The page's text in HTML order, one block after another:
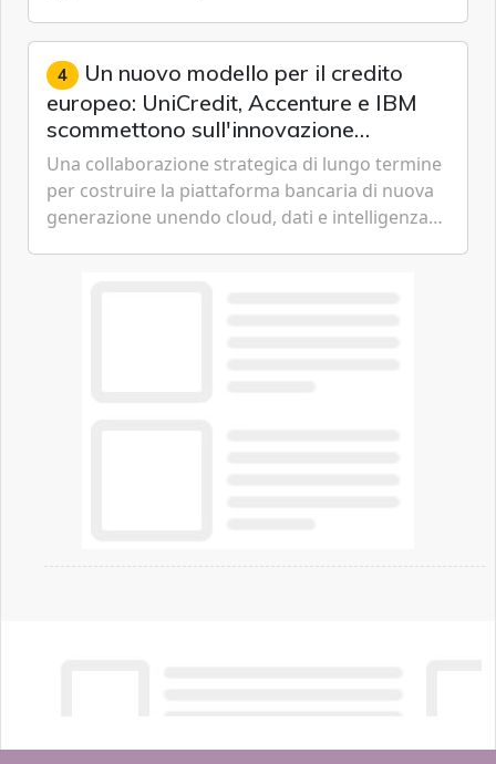
artificiale dell'azienda di Mark Zuckerberg.
4 Un nuovo modello per il credito
europeo: UniCredit, Accenture e IBM
scommettono sull'innovazione
tecnologica
Una collaborazione strategica di lungo termine
per costruire la piattaforma bancaria di nuova
generazione unendo cloud, dati e intelligenza